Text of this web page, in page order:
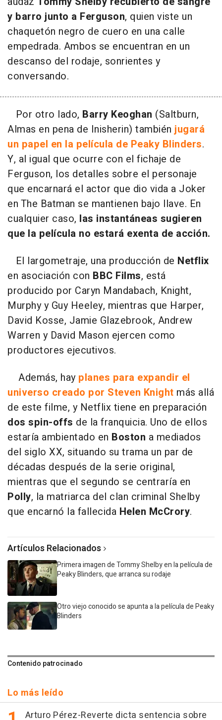
y barro junto a Ferguson, quien viste un
chaquetón negro de cuero en una calle
empedrada. Ambos se encuentran en un
descanso del rodaje, sonrientes y
conversando.
Por otro lado, Barry Keoghan (Saltburn,
Almas en pena de Inisherin) también jugará
un papel en la película de Peaky Blinders.
Y, al igual que ocurre con el fichaje de
Ferguson, los detalles sobre el personaje
que encarnará el actor que dio vida a Joker
en The Batman se mantienen bajo llave. En
cualquier caso, las instantáneas sugieren
que la película no estará exenta de acción.
El largometraje, una producción de Netflix
en asociación con BBC Films, está
producido por Caryn Mandabach, Knight,
Murphy y Guy Heeley, mientras que Harper,
David Kosse, Jamie Glazebrook, Andrew
Warren y David Mason ejercen como
productores ejecutivos.
Además, hay planes para expandir el
universo creado por Steven Knight más allá
de este filme, y Netflix tiene en preparación
dos spin-offs de la franquicia. Uno de ellos
estaría ambientado en Boston a mediados
del siglo XX, situando su trama un par de
décadas después de la serie original,
mientras que el segundo se centraría en
Polly, la matriarca del clan criminal Shelby
que encarnó la fallecida Helen McCrory.
Artículos Relacionados
Primera imagen de Tommy Shelby en la película de
Peaky Blinders, que arranca su rodaje
Otro viejo conocido se apunta a la película de Peaky
Blinders
Contenido patrocinado
Lo más leído
Arturo Pérez-Reverte dicta sentencia sobre